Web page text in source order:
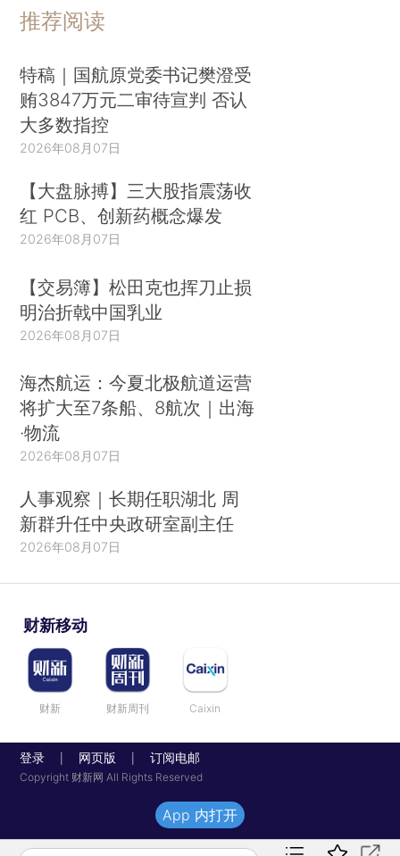
推荐阅读
特稿｜国航原党委书记樊澄受
贿3847万元二审待宣判 否认
大多数指控
2026年08月07日
【大盘脉搏】三大股指震荡收
红 PCB、创新药概念爆发
2026年08月07日
【交易簿】松田克也挥刀止损
明治折戟中国乳业
2026年08月07日
海杰航运：今夏北极航道运营
将扩大至7条船、8航次｜出海
·物流
2026年08月07日
人事观察｜长期任职湖北 周
新群升任中央政研室副主任
2026年08月07日
财新移动
财新 财新周刊 Caixin
登录 网页版 订阅电邮
Copyright 财新网 All Rights Reserved
App 内打开